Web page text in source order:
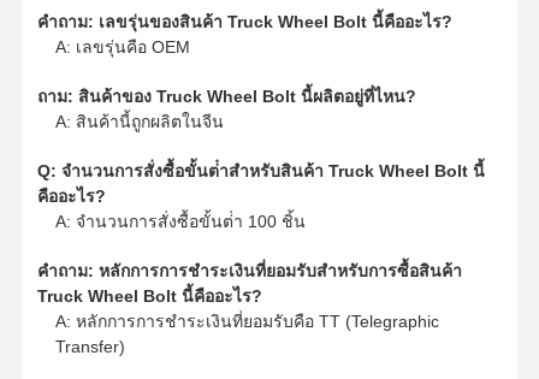
คําถาม: เลขรุ่นของสินค้า Truck Wheel Bolt นี้คืออะไร?
A: เลขรุ่นคือ OEM
ถาม: สินค้าของ Truck Wheel Bolt นี้ผลิตอยู่ที่ไหน?
A: สินค้านี้ถูกผลิตในจีน
Q: จํานวนการสั่งซื้อขั้นต่ําสําหรับสินค้า Truck Wheel Bolt นี้
คืออะไร?
A: จํานวนการสั่งซื้อขั้นต่ํา 100 ชิ้น
คําถาม: หลักการการชําระเงินที่ยอมรับสําหรับการซื้อสินค้า
Truck Wheel Bolt นี้คืออะไร?
A: หลักการการชําระเงินที่ยอมรับคือ TT (Telegraphic
Transfer)